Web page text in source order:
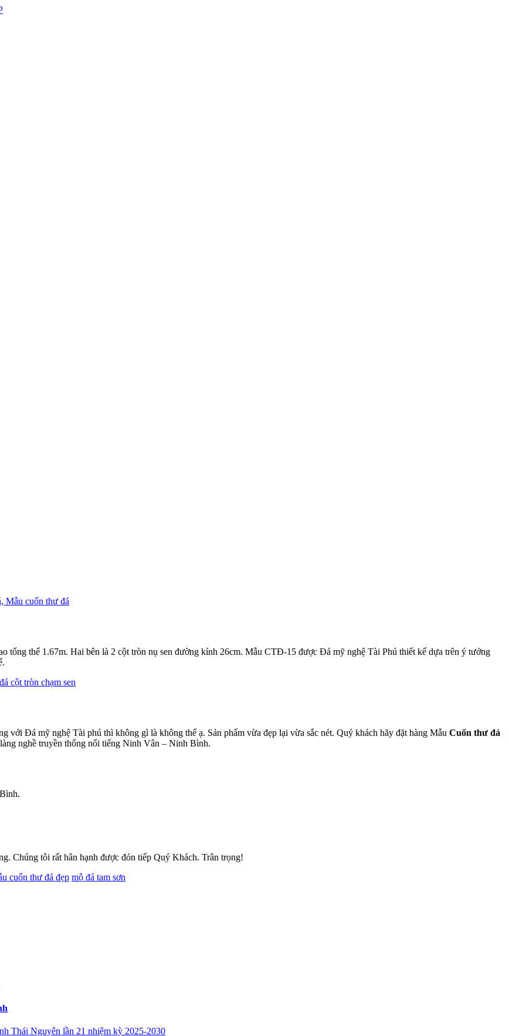
thể 1.67m. Hai bên là 2 cột tròn nụ sen đường kính 26cm. Mẫu CTĐ-15 được Đá mỹ nghệ Tài Phú thiết kế dựa trên ý tưởng
với Đá mỹ nghệ Tài phú thì không gì là không thể ạ. Sản phẩm vừa đẹp lại vừa sắc nét. Quý khách hãy đặt hàng Mẫu Cuốn thư đá
nghề truyền thống nổi tiếng Ninh Vân – Ninh Bình.
Chúng tôi rất hân hạnh được đón tiếp Quý Khách. Trân trọng!
cuốn thư đá đẹp mộ đá tam sơn